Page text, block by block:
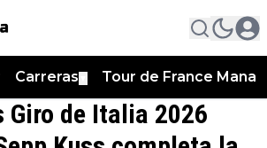
Carreras Tour de France
Giro de Italia 2026